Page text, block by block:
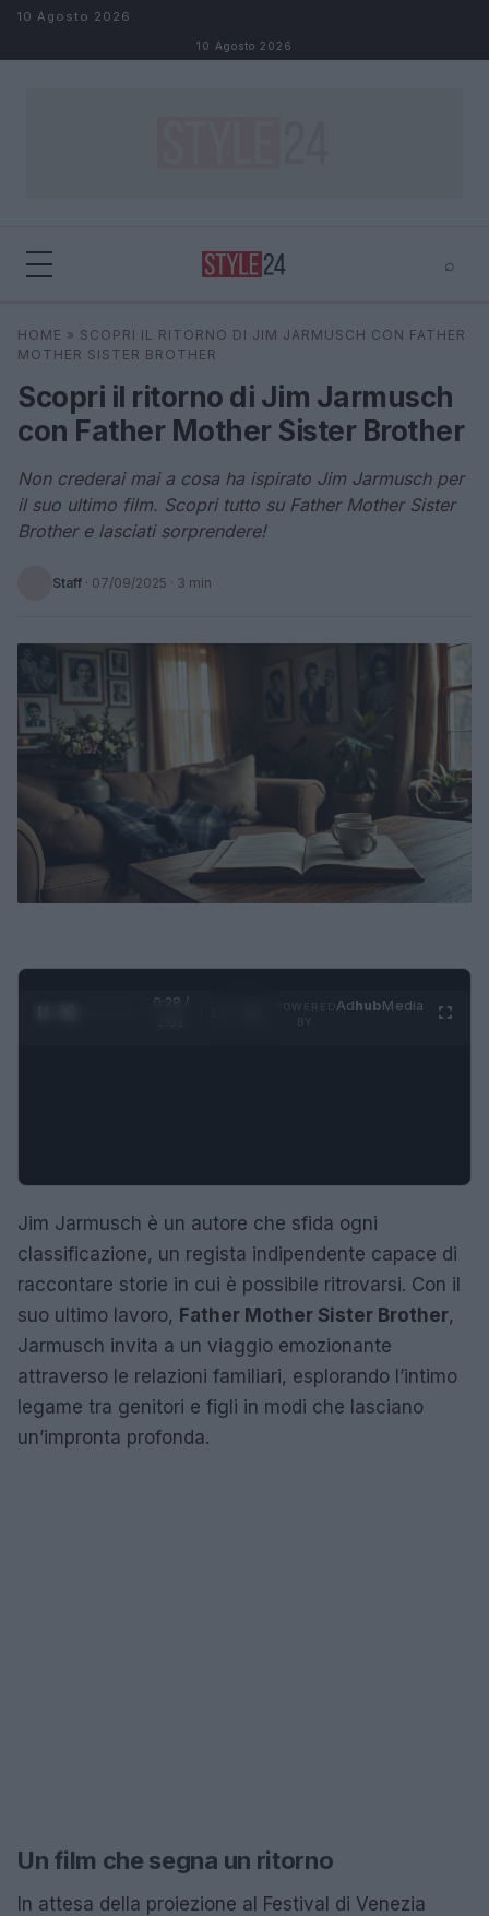
Salta al contenuto
10 Agosto 2026
10 Agosto 2026
⌕
Cerca ⌕ ×
HOME » SCOPRI IL RITORNO DI JIM JARMUSCH CON FATHER
MOTHER SISTER BROTHER
Scopri il ritorno di Jim Jarmusch
con Father Mother Sister Brother
Non crederai mai a cosa ha ispirato Jim Jarmusch per
il suo ultimo film. Scopri tutto su Father Mother Sister
Brother e lasciati sorprendere!
Staff · 07/09/2025 · 3 min
0:28 /
AdhubMedia
Jim Jarmusch è un autore che sfida ogni
classificazione, un regista indipendente capace di
raccontare storie in cui è possibile ritrovarsi. Con il
suo ultimo lavoro, Father Mother Sister Brother,
Jarmusch invita a un viaggio emozionante
attraverso le relazioni familiari, esplorando l’intimo
legame tra genitori e figli in modi che lasciano
un’impronta profonda.
Un film che segna un ritorno
In attesa della proiezione al Festival di Venezia